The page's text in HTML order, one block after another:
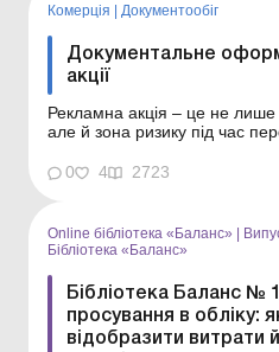
Комерція | Документообiг
Документальне
акції
Рекламна акція – це не лише
але й зона ризику під час
документів, які
заходів. Маркетинг і
0 4 2723
Online бібліотека «Баланс»
Бібліотека «Баланс»
Бібліотека Баланс №
просування в обліку:
відобразити витрати